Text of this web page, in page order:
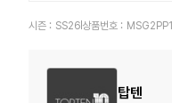
시즌 : SS26 상품번호 :
탑텐